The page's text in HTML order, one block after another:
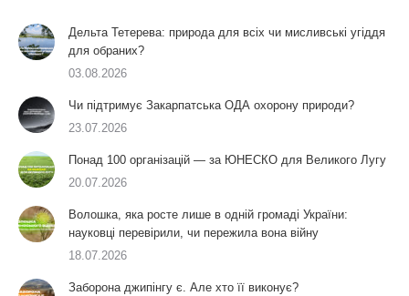
Дельта Тетерева: природа для всіх чи мисливські угіддя
для обраних?
03.08.2026
Чи підтримує Закарпатська ОДА охорону природи?
23.07.2026
Понад 100 організацій — за ЮНЕСКО для Великого Лугу
20.07.2026
Волошка, яка росте лише в одній громаді України:
науковці перевірили, чи пережила вона війну
18.07.2026
Заборона джипінгу є. Але хто її виконує?